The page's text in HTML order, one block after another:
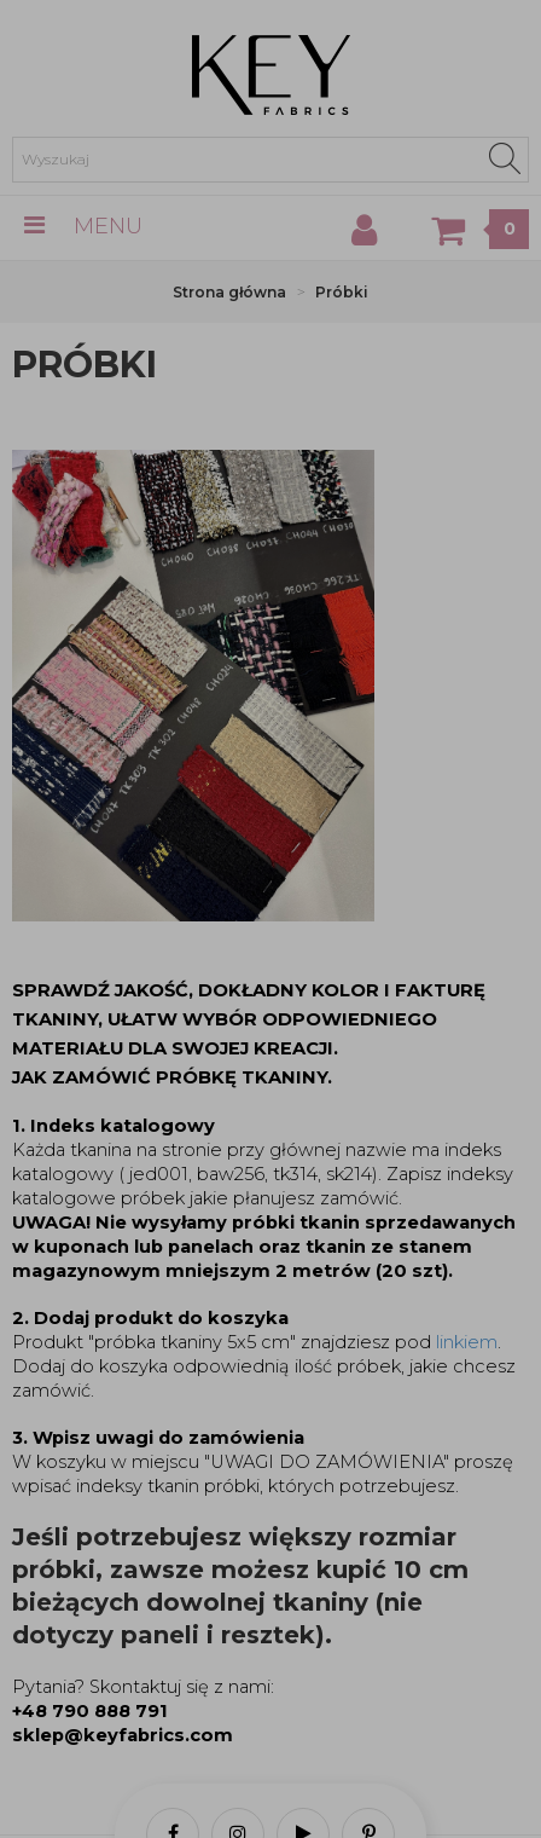
MENU 0
Strona główna Próbki
PRÓBKI
SPRAWDŹ JAKOŚĆ, DOKŁADNY KOLOR I FAKTURĘ
TKANINY, UŁATW WYBÓR ODPOWIEDNIEGO
MATERIAŁU DLA SWOJEJ KREACJI.
JAK ZAMÓWIĆ PRÓBKĘ TKANINY.
1. Indeks katalogowy
Każda tkanina na stronie przy głównej nazwie ma indeks
katalogowy ( jed001, baw256, tk314, sk214). Zapisz indeksy
katalogowe próbek jakie płanujesz zamówić.
UWAGA! Nie wysyłamy próbki tkanin sprzedawanych
w kuponach lub panelach oraz tkanin ze stanem
magazynowym mniejszym 2 metrów (20 szt).
2. Dodaj produkt do koszyka
Produkt "próbka tkaniny 5x5 cm" znajdziesz pod linkiem.
Dodaj do koszyka odpowiednią ilość próbek, jakie chcesz
zamówić.
3. Wpisz uwagi do zamówienia
W koszyku w miejscu "UWAGI DO ZAMÓWIENIA" proszę
wpisać indeksy tkanin próbki, których potrzebujesz.
Jeśli potrzebujesz większy rozmiar
próbki, zawsze możesz kupić 10 cm
bieżących dowolnej tkaniny (nie
dotyczy paneli i resztek).
Pytania? Skontaktuj się z nami:
+48 790 888 791
sklep@keyfabrics.com